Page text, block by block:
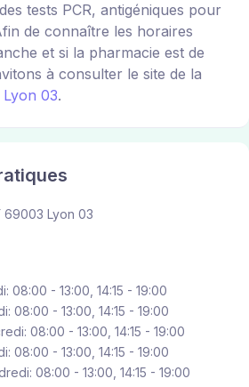
tests PCR, antigéniques pour
de connaître les horaires
et si la pharmacie est de
à consulter le site de la
Lyon 03.
69003 Lyon 03
08:00 - 13:00, 14:15 - 19:00
08:00 - 13:00, 14:15 - 19:00
08:00 - 13:00, 14:15 - 19:00
08:00 - 13:00, 14:15 - 19:00
08:00 - 13:00, 14:15 - 19:00